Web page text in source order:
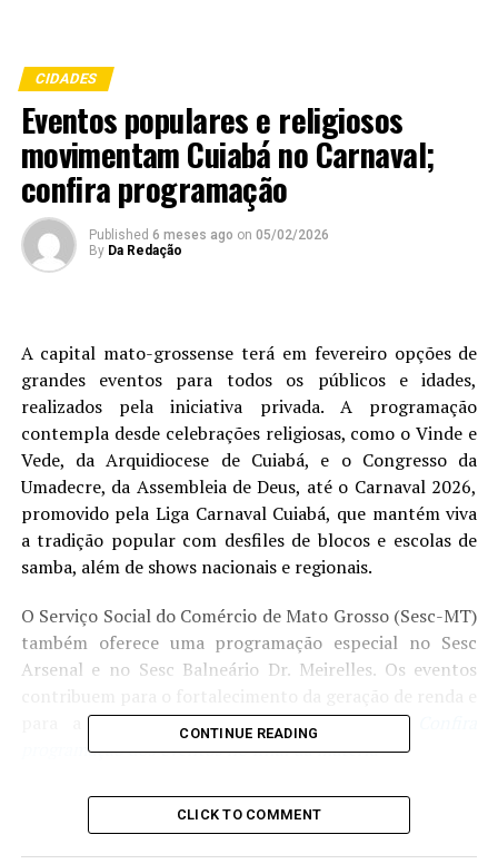
CIDADES
Eventos populares e religiosos
movimentam Cuiabá no Carnaval;
confira programação
Published 6 meses ago on 05/02/2026
By Da Redação
A capital mato-grossense terá em fevereiro opções de
grandes eventos para todos os públicos e idades,
realizados pela iniciativa privada. A programação
contempla desde celebrações religiosas, como o Vinde e
Vede, da Arquidiocese de Cuiabá, e o Congresso da
Umadecre, da Assembleia de Deus, até o Carnaval 2026,
promovido pela Liga Carnaval Cuiabá, que mantém viva
a tradição popular com desfiles de blocos e escolas de
samba, além de shows nacionais e regionais.
O Serviço Social do Comércio de Mato Grosso (Sesc-MT)
também oferece uma programação especial no Sesc
Arsenal e no Sesc Balneário Dr. Meirelles. Os eventos
para a valorização da cultura na capital.
programação dos eventos no final da matéria
A movimentação já começa neste fim de semana com o
Carnaval 2026, que será realizado nesta sexta-feira (06),
sábado (07) e domingo (08), na Arena Pantanal. O
CONTINUE READING
CLICK TO COMMENT